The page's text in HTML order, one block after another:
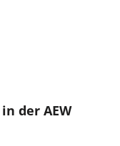
der AEW